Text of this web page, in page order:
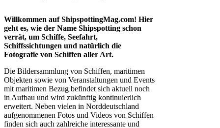
Willkommen auf ShipspottingMag.com! Hier
geht es, wie der Name Shipspotting schon
verrät, um Schiffe, Seefahrt,
Schiffssichtungen und natürlich die
Fotografie von Schiffen aller Art.
Die Bildersammlung von Schiffen, maritimen
Objekten sowie von Veranstaltungen und Events
mit maritimen Bezug befindet sich aktuell noch
in Aufbau und wird zukünftig kontinuierlich
erweitert. Neben vielen in Norddeutschland
aufgenommenen Fotos und Videos von Schiffen
finden sich auch zahlreiche interessante und